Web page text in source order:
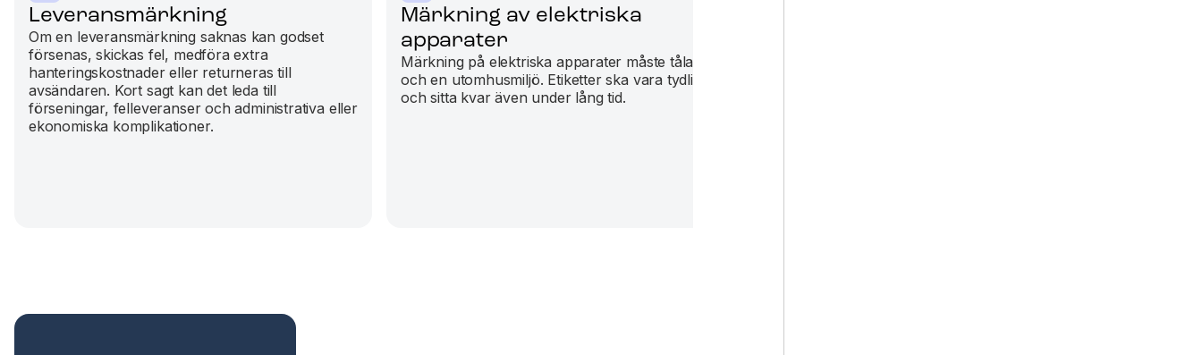
Leveransmärkning
Om en leveransmärkning saknas kan godset
försenas, skickas fel, medföra extra
hanteringskostnader eller returneras till
avsändaren. Kort sagt kan det leda till
förseningar, felleveranser och administrativa eller
ekonomiska komplikationer.
Märkning av elektriska
apparater
Märkning på elektriska apparater måste tåla fukt
och en utomhusmiljö. Etiketter ska vara tydliga
och sitta kvar även under lång tid.